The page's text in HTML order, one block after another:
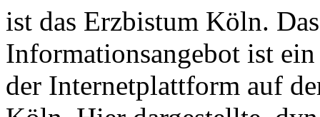
ist das Erzbistum Köln.
Informationsangebot ist
der Internetplattform auf